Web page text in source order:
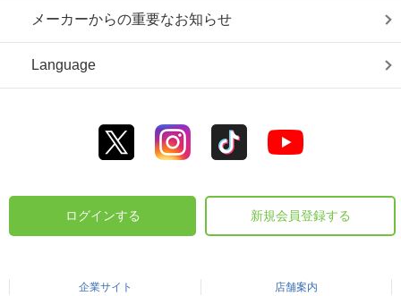
メーカーからの重要なお知らせ
Language
ログインする 新規会員登録する
企業サイト 店舗案内